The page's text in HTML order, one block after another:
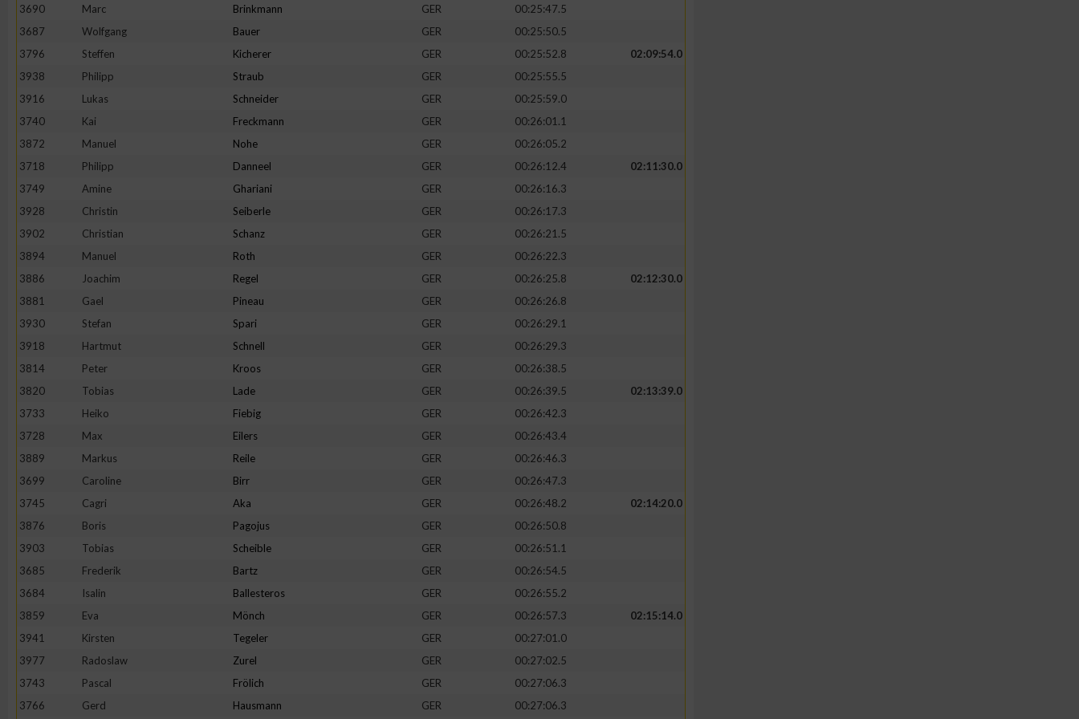
3690
Marc Brinkmann GER
00:25:47.5
3687
Wolfgang Bauer GER
00:25:50.5
3796
Steffen Kicherer GER 00:25:52.8
02:09:54.0
3938
Philipp Straub GER
00:25:55.5
3916
Lukas Schneider GER
00:25:59.0
3740
Kai Freckmann GER
00:26:01.1
3872
Manuel Nohe GER
00:26:05.2
3718
Philipp Danneel GER 00:26:12.4
02:11:30.0
3749
Amine Ghariani GER
00:26:16.3
3928
Christin Seiberle GER
00:26:17.3
3902
Christian Schanz GER
00:26:21.5
3894
Manuel Roth GER
00:26:22.3
3886
Joachim Regel GER 00:26:25.8
02:12:30.0
3881
Gael Pineau GER
00:26:26.8
3930
Stefan Spari GER
00:26:29.1
3918
Hartmut Schnell GER
00:26:29.3
3814
Peter Kroos GER
00:26:38.5
3820
Tobias Lade GER 00:26:39.5
02:13:39.0
3733
Heiko Fiebig GER
00:26:42.3
3728
Max Eilers GER
00:26:43.4
3889
Markus Reile GER
00:26:46.3
3699
Caroline Birr GER
00:26:47.3
3745
Cagri Aka GER 00:26:48.2
02:14:20.0
3876
Boris Pagojus GER
00:26:50.8
3903
Tobias Scheible GER
00:26:51.1
3685
Frederik Bartz GER
00:26:54.5
3684
Isalin Ballesteros GER
00:26:55.2
3859
Eva Mönch GER 00:26:57.3
02:15:14.0
3941
Kirsten Tegeler GER
00:27:01.0
3977
Radoslaw Zurel GER
00:27:02.5
3743
Pascal Frölich GER
00:27:06.3
3766
Gerd Hausmann GER 00:27:06.3
Erstellung von Profilen zur Personalisierung von Inhalten
Verwendung von Profilen zur Auswahl personalisierter Inhalte
verschiedenen Quellen
Entwicklung und Verbesserung der Angebote
Verwendung reduzierter Daten zur Auswahl von Inhalten
IAB-Besonderheiten:
Verwendung genauer Standortdaten
Nicht-IAB-Verarbeitungszwecke:
Performance
Funktional
Werbung